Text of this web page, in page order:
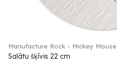
Manufacture Rock - Mickey Mouse
Salātu šķīvis 22 cm